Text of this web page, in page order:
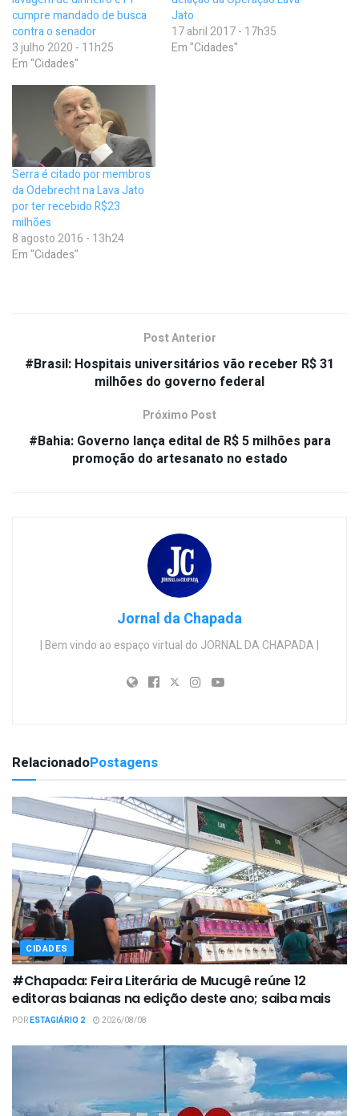
cumpre mandado de busca
contra o senador
3 julho 2020 - 11h25
Em "Cidades"
Jato
17 abril 2017 - 17h35
Em "Cidades"
Serra é citado por membros
da Odebrecht na Lava Jato
por ter recebido R$23
milhões
8 agosto 2016 - 13h24
Em "Cidades"
Post Anterior
#Brasil: Hospitais universitários vão receber R$ 31
milhões do governo federal
Próximo Post
#Bahia: Governo lança edital de R$ 5 milhões para
promoção do artesanato no estado
Jornal da Chapada
| Bem vindo ao espaço virtual do JORNAL DA CHAPADA |
RelacionadoPostagens
CIDADES
#Chapada: Feira Literária de Mucugê reúne 12
editoras baianas na edição deste ano; saiba mais
PORESTAGIÁRIO 2 2026/08/08